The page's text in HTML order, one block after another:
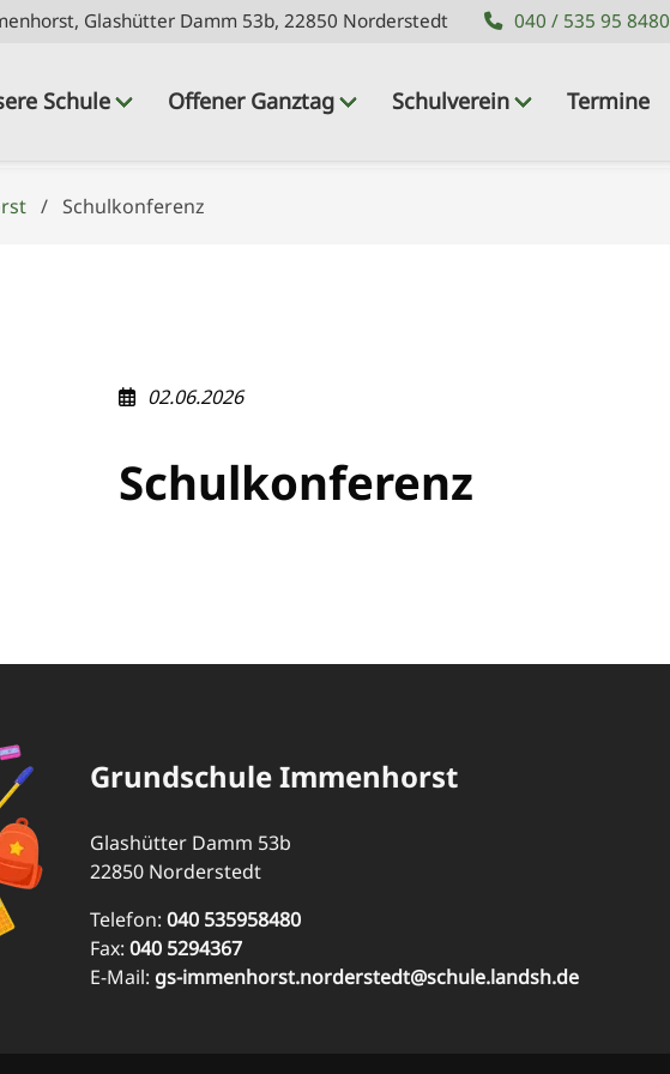
Glashütter Damm 53b, 22850 Norderstedt 040 / 535 95 8480
Schule Offener Ganztag Schulverein Termine
Glashütter Damm 53b, 22850 Norderstedt 040 / 535 95 8480
Schulkonferenz
02.06.2026
Schulkonferenz
Grundschule Immenhorst
Glashütter Damm 53b
22850 Norderstedt
Telefon: 040 535958480
Fax: 040 5294367
E-Mail: gs-immenhorst.norderstedt@schule.landsh.de